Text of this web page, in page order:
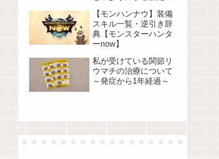
【モンハンナウ】装備
スキル一覧・逆引き辞
典【モンスターハンタ
ーnow】
私が受けている関節リ
ウマチの治療について
～発症から1年経過～